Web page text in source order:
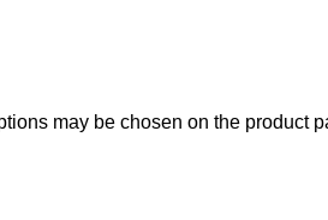
may be chosen on the product